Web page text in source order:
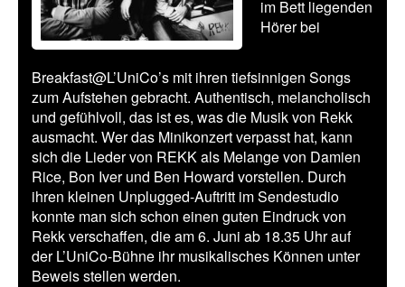
im Bett liegenden
Hörer bei
Breakfast@L’UniCo’s mit ihren tiefsinnigen Songs
zum Aufstehen gebracht. Authentisch, melancholisch
und gefühlvoll, das ist es, was die Musik von Rekk
ausmacht. Wer das Minikonzert verpasst hat, kann
sich die Lieder von REKK als Melange von Damien
Rice, Bon Iver und Ben Howard vorstellen. Durch
ihren kleinen Unplugged-Auftritt im Sendestudio
konnte man sich schon einen guten Eindruck von
Rekk verschaffen, die am 6. Juni ab 18.35 Uhr auf
der L’UniCo-Bühne ihr musikalisches Können unter
Beweis stellen werden.